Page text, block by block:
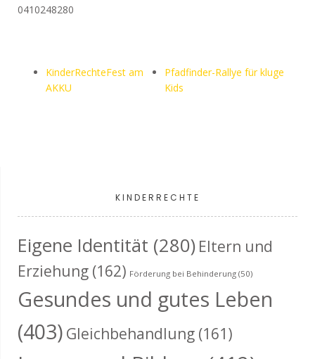
0410248280
KinderRechteFest am
AKKU
Pfadfinder-Rallye für kluge
Kids
KINDERRECHTE
Eigene Identität (280) Eltern und
Erziehung (162) Förderung bei Behinderung (50)
Gesundes und gutes Leben
(403) Gleichbehandlung (161)